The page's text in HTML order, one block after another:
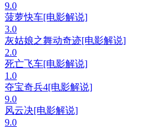
9.0
菠萝快车[电影解说]
3.0
灰姑娘之舞动奇迹[电影解说]
2.0
死亡飞车[电影解说]
1.0
夺宝奇兵4[电影解说]
9.0
风云决[电影解说]
9.0